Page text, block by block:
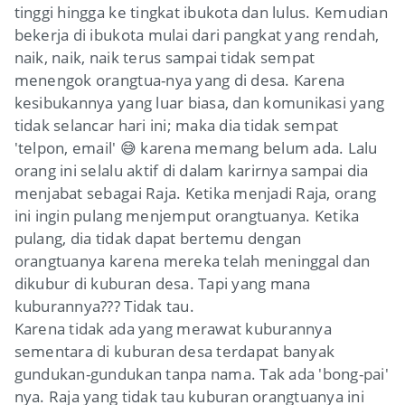
tinggi hingga ke tingkat ibukota dan lulus. Kemudian
bekerja di ibukota mulai dari pangkat yang rendah,
naik, naik, naik terus sampai tidak sempat
menengok orangtua-nya yang di desa. Karena
kesibukannya yang luar biasa, dan komunikasi yang
tidak selancar hari ini; maka dia tidak sempat
'telpon, email' 😅 karena memang belum ada. Lalu
orang ini selalu aktif di dalam karirnya sampai dia
menjabat sebagai Raja. Ketika menjadi Raja, orang
ini ingin pulang menjemput orangtuanya. Ketika
pulang, dia tidak dapat bertemu dengan
orangtuanya karena mereka telah meninggal dan
dikubur di kuburan desa. Tapi yang mana
kuburannya??? Tidak tau.
Karena tidak ada yang merawat kuburannya
sementara di kuburan desa terdapat banyak
gundukan-gundukan tanpa nama. Tak ada 'bong-pai'
nya. Raja yang tidak tau kuburan orangtuanya ini